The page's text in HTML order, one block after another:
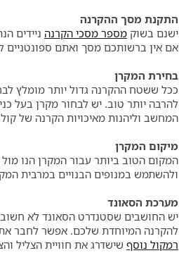
התקנת מסך ההקרנה
ישנם בשוק מספר מסכי הקרנה ניידים
אם אין ברשותכם מסך ואתם ספונטניים
בחירת המקרן
ככל ששטח ההקרנה גדול יותר מומלץ
המחשב וליהנות מאיכויות הקרנה של
מיקום המקרן
המקום הטוב ביותר עבור המקרן הנו
ולהשתמש במנופים הבנויים במרבית
מערכת הסאונד
יש החושבים שסטנדרט הסאונד לא
להקרנה המיוחדת שלכם. אפשר לחבר את
רמקול נוסף שישדרג את חוויית הצליל